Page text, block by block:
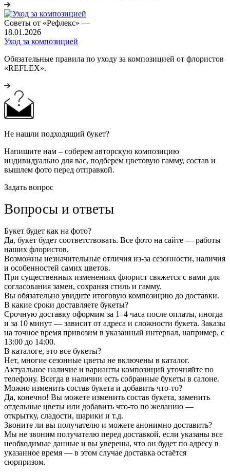
Советы от «Рефлекс» —
18.01.2026
Уход за композицией
Обязательные правила по уходу за композицией от флористов
«REFLEX».
Не нашли подходящий букет?
Напишите нам – соберем авторскую композицию
индивидуально для вас, подберем цветовую гамму, состав и
вышлем фото перед отправкой.
Задать вопрос
Вопросы и ответы
Букет будет как на фото?
Да, букет будет соответствовать. Все фото на сайте — работы
наших флористов.
Возможны незначительные отличия из-за сезонности, наличия
и особенностей самих цветов.
При существенных изменениях флорист свяжется с вами для
согласования замен, сохраняя стиль и гамму.
Вы обязательно увидите итоговую композицию до доставки.
В какие сроки доставляете букеты?
Срочную доставку оформим за 1–4 часа после оплаты, иногда
и за 10 минут — зависит от адреса и сложности букета. Заказы
на точное время привозим в указанный интервал, например, с
13:00 до 14:00.
В каталоге, это все букеты?
Нет, многие сезонные цветы не включены в каталог.
Актуальное наличие и варианты композиций уточняйте по
телефону. Всегда в наличии есть собранные букеты в салоне.
Можно изменить состав букета и добавить что-то?
Да, конечно! Вы можете изменить состав букета, заменить
отдельные цветы или добавить что-то по желанию —
открытку, сладости, шарики и т.д.
Звоните ли вы получателю и можете анонимно доставить?
Мы не звоним получателю перед доставкой, если указаны все
необходимые данные и вы уверены, что он будет по адресу в
указанное время — в этом случае доставка остаётся
сюрпризом.